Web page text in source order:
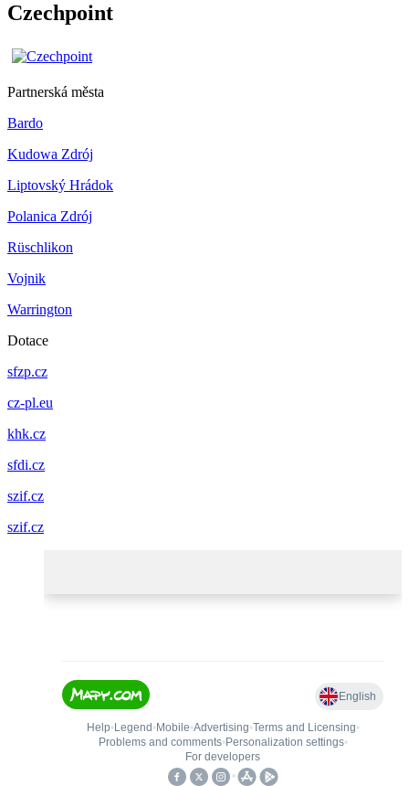
Czechpoint
Partnerská města
Bardo
Kudowa Zdrój
Liptovský Hrádok
Polanica Zdrój
Rüschlikon
Vojnik
Warrington
Dotace
sfzp.cz
cz-pl.eu
khk.cz
sfdi.cz
szif.cz
szif.cz